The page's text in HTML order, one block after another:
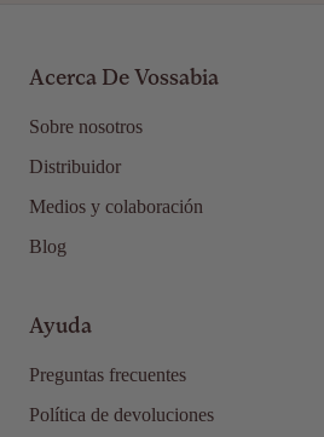
Acerca De Vossabia
Sobre nosotros
Distribuidor
Medios y colaboración
Blog
Ayuda
Preguntas frecuentes
Política de devoluciones